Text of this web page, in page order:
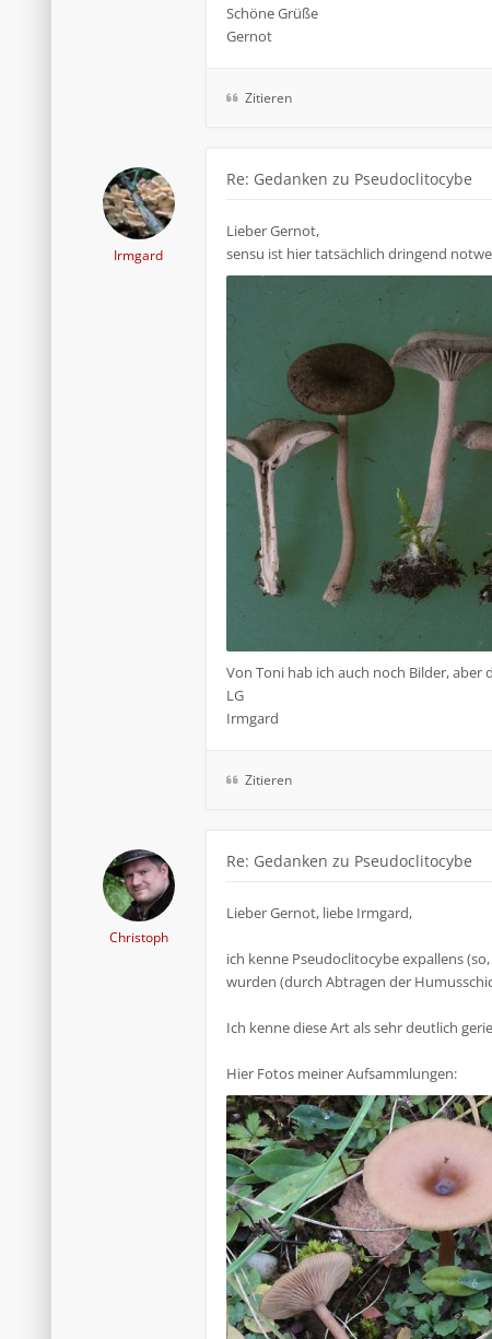
Schöne Grüße
Gernot
Zitieren
Irmgard
Re: Gedanken zu Pseudoclitocybe
Lieber Gernot,
sensu ist hier tatsächlich dringend
Von Toni hab ich auch noch Bilder, aber
LG
Irmgard
Zitieren
Christoph
Re: Gedanken zu Pseudoclitocybe
Lieber Gernot, liebe Irmgard,
ich kenne Pseudoclitocybe expallens
wurden (durch Abtragen der
Ich kenne diese Art als sehr deutlich
Hier Fotos meiner Aufsammlungen: